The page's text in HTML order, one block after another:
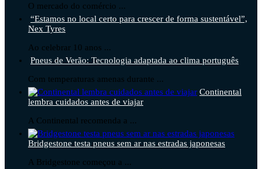
O mercado do comércio ...
“Estamos no local certo para crescer de forma sustentável”,
Nex Tyres
Ao celebrar 10 anos ...
Pneus de Verão: Tecnologia adaptada ao clima português
Com temperaturas amenas durante ...
Continental
lembra cuidados antes de viajar
A Continental recomenda a ...
Bridgestone testa pneus sem ar nas estradas japonesas
A Bridgestone começou a ...